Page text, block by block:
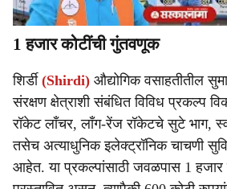
1 हजार कोटींची गुंतवणूक
शिर्डी (Shirdi) औद्योगिक वसाहतीतील
संरक्षण क्षेत्राशी संबंधित विविध प्रकल्प
रॉकेट लाँचर, लाँग-रेंज रॉकेटचे सुटे भाग,
तसेच अत्याधुनिक इलेक्ट्रॉनिक चाचणी
आहेत. या प्रकल्पांसाठी जवळपास 1